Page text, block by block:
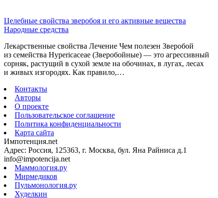
Целебные свойства зверобоя и его активные вещества
Народные средства
Лекарственные свойства Лечение Чем полезен Зверобой
из семейства Hypericaceae (Зверобойные) — это агрессивный
сорняк, растущий в сухой земле на обочинах, в лугах, лесах
и живых изгородях. Как правило,…
Контакты
Авторы
О проекте
Пользовательское соглашение
Политика конфиденциальности
Карта сайта
Импотенция.net
Адрес: Россия, 125363, г. Москва, бул. Яна Райниса д.1
info@impotencija.net
Маммология.ру
Мирмедиков
Пульмонология.ру
Худелкин